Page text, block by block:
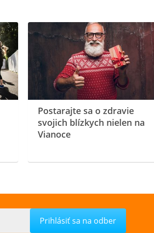
Postarajte sa o zdravie
svojich blízkych nielen na
Vianoce